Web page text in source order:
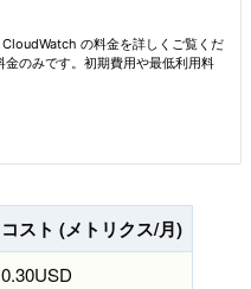
コスト (メトリクス/月)
0.30USD